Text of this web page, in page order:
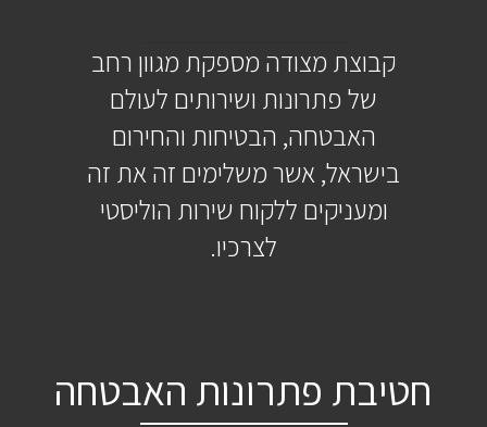
קבוצת מצודה מספקת מגוון רחב
של פתרונות ושירותים לעולם
האבטחה, הבטיחות והחירום
בישראל, אשר משלימים זה את זה
ומעניקים ללקוח שירות הוליסטי
לצרכיו.
חטיבת פתרונות האבטחה